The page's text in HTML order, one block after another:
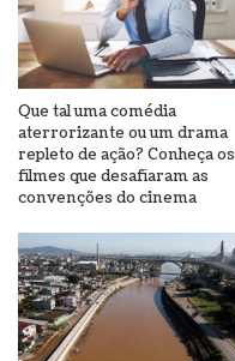
Que tal uma comédia
aterrorizante ou um drama
repleto de ação? Conheça os
filmes que desafiaram as
convenções do cinema